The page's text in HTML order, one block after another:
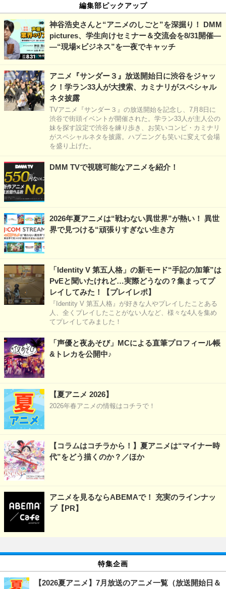
編集部ピックアップ
神谷浩史さんと“アニメのしごと”を深掘り！ DMM
pictures、学生向けセミナー＆交流会を8/31開催―
―“現場×ビジネス”を一夜でキャッチ
アニメ『サンダー３』放送開始日に渋谷をジャッ
ク！学ラン33人が大捜索、カミナリがスペシャル
ネタ披露
TVアニメ『サンダー３』の放送開始を記念し、7月8日に
渋谷で街頭イベントが開催された。学ラン33人が主人公の
妹を探す設定で渋谷を練り歩き、お笑いコンビ・カミナリ
がスペシャルネタを披露。ハプニングも笑いに変えて会場
を盛り上げた。
DMM TVで視聴可能なアニメを紹介！
2026年夏アニメは“戦わない異世界”が熱い！ 異世
界で見つける“頑張りすぎない生き方
「Identity V 第五人格」の新モード“手記の加筆”は
PvEと聞いたけれど…実際どうなの？集まってプ
レイしてみた！【プレイレポ】
『Identity V 第五人格』が好きな人やプレイしたことある
人、全くプレイしたことがない人など、様々な4人を集め
てプレイしてみました！
「声優と夜あそび」MCによる直筆プロフィール帳
&トレカを公開中♪
【夏アニメ 2026】
2026年春アニメの情報はコチラで！
【コラムはコチラから！】夏アニメは“マイナー時
代”をどう描くのか？／ほか
アニメを見るならABEMAで！ 充実のラインナッ
プ【PR】
特集企画
【2026夏アニメ】7月放送のアニメ一覧（放送開始日＆